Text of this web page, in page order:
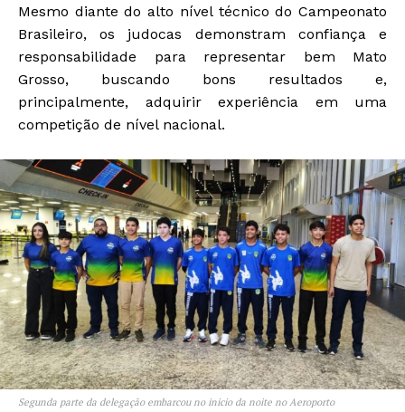
Mesmo diante do alto nível técnico do Campeonato
Brasileiro, os judocas demonstram confiança e
responsabilidade para representar bem Mato
Grosso, buscando bons resultados e,
principalmente, adquirir experiência em uma
competição de nível nacional.
Segunda parte da delegação embarcou no inicio da noite no Aeroporto